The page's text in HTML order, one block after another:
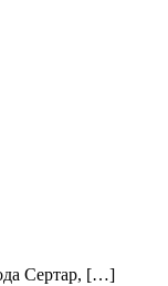
Сертар, […]